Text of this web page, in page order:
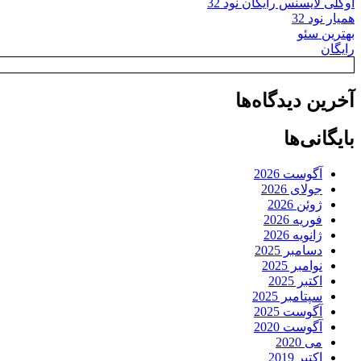
همیار نود 32
بهترین سئو
رایگان
آخرین دیدگاه‌ها
بایگانی‌ها
آگوست 2026
جولای 2026
ژوئن 2026
فوریه 2026
ژانویه 2026
دسامبر 2025
نوامبر 2025
اکتبر 2025
سپتامبر 2025
آگوست 2025
آگوست 2020
می 2020
اکتبر 2019